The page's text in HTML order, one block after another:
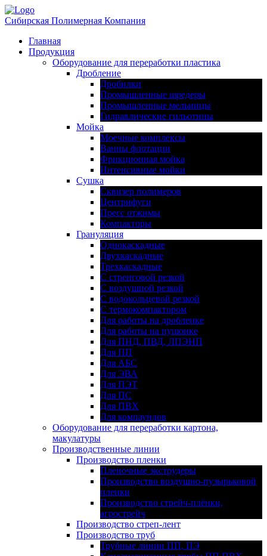
Сибирская Полимерная Компания
Главная
Продукция
Оборудование для переработки пластика
Дробление
Дробилки
Промышленные шредеры
Промышленные мельницы
Гидравлические гильотины
Мойка
Моечные комплексы
Ванны флотации
Фрикционная мойка
Интенсивные мойки
Сушка
Сквизер полимеров
Центрифуги
Пресс отжимы
Компакторы
Грануляция
Однокаскадные
Двухкаскадные
Трехкаскадные
С стренговой резкой
С воздушной резкой
С водокольцевой резкой
С термокомпактором
Для работы на дробленке
Для работы на пушонке
Для ПНД, ПВД, ЛПЭНП
Для ПП
Для АБС
Для ЭВА
Для ПЭТ
Для ПС
Для ПВХ
Для компаундов
Оборудование для переработки картона,
макулатуры
Производственные линии
Производство пленки
Пленочные экструдеры
Производство воздушно-пузырьковой
пленки
Производство стрейч-плёнки,
агрострейч
Производство стреп-лент
Производство труб
Трубные линии ПП, ПЭ